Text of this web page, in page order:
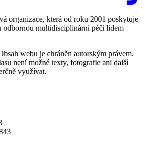
organizace, která od roku 2001 poskytuje
odbornou multidisciplinární péči lidem
webu je chráněn autorským právem.
není možné texty, fotografie ani další
využívat.